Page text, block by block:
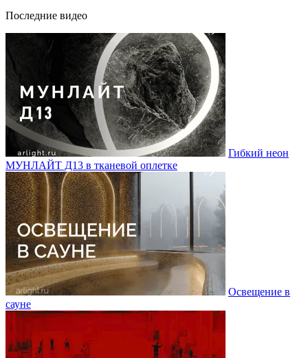
Последние видео
Гибкий неон
МУНЛАЙТ Д13 в тканевой оплетке
Освещение в
сауне